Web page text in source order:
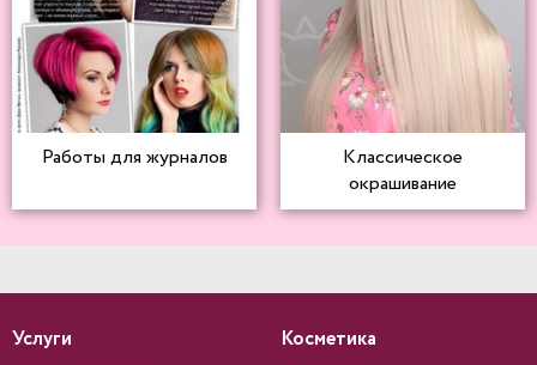
Работы для журналов
Классическое
окрашивание
Услуги Косметика